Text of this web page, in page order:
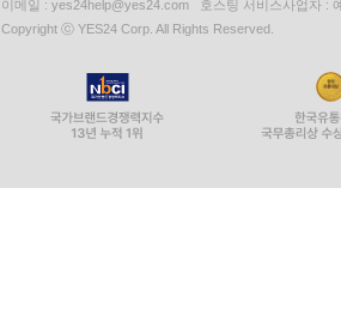
이메일 : yes24help@yes24.com 호스팅 서비스사업자 :
Copyright ⓒ YES24 Corp. All Rights Reserved.